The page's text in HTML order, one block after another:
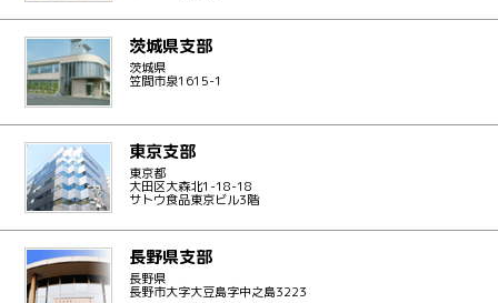
茨城県支部
茨城県
笠間市泉1615-1
東京支部
東京都
大田区大森北1-18-18
サトウ食品東京ビル3階
長野県支部
長野県
長野市大字大豆島字中之島3223